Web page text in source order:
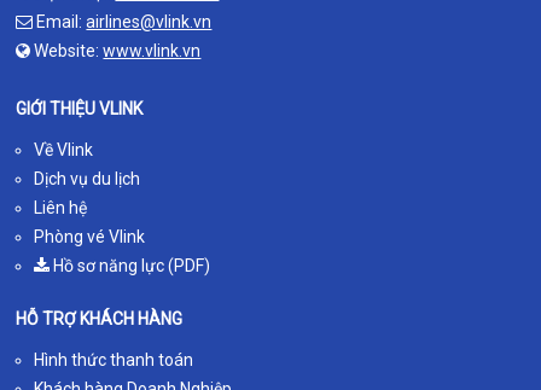
Email:airlines@vlink.vn
Website:www.vlink.vn
GIỚI THIỆU VLINK
Về Vlink
Dịch vụ du lịch
Liên hệ
Phòng vé Vlink
Hồ sơ năng lực (PDF)
HỖ TRỢ KHÁCH HÀNG
Hình thức thanh toán